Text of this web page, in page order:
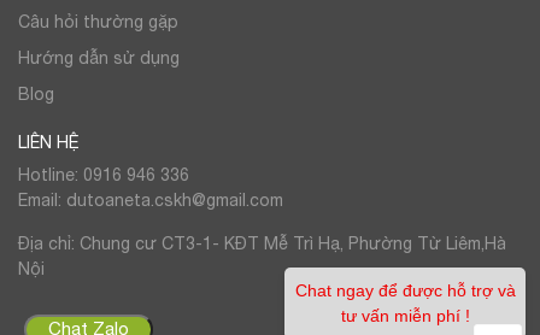
Câu hỏi thường gặp
Hướng dẫn sử dụng
Blog
LIÊN HỆ
Hotline: 0916 946 336
Email: dutoaneta.cskh@gmail.com
Địa chỉ: Chung cư CT3-1- KĐT Mễ Trì Hạ, Phường Từ Liêm,Hà
Nội
Chat Zalo
Chat ngay để được hỗ trợ và
tư vấn miễn phí !